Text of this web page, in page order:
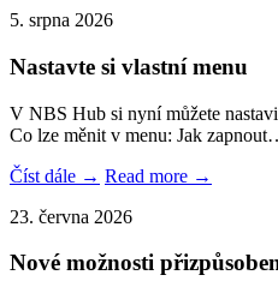
5. srpna 2026
Nastavte si vlastní menu
V NBS Hub si nyní můžete
Co lze měnit v menu: Jak
Číst dále → Read more →
23. června 2026
Nové možnosti